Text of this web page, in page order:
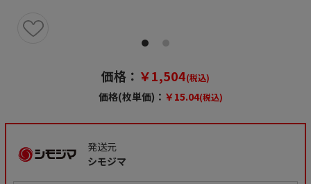
価格： ￥1,504(税込)
価格(枚単価)： ￥15.04(税込)
発送元
シモジマ